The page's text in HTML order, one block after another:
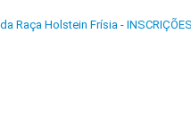
Raça Holstein Frísia -